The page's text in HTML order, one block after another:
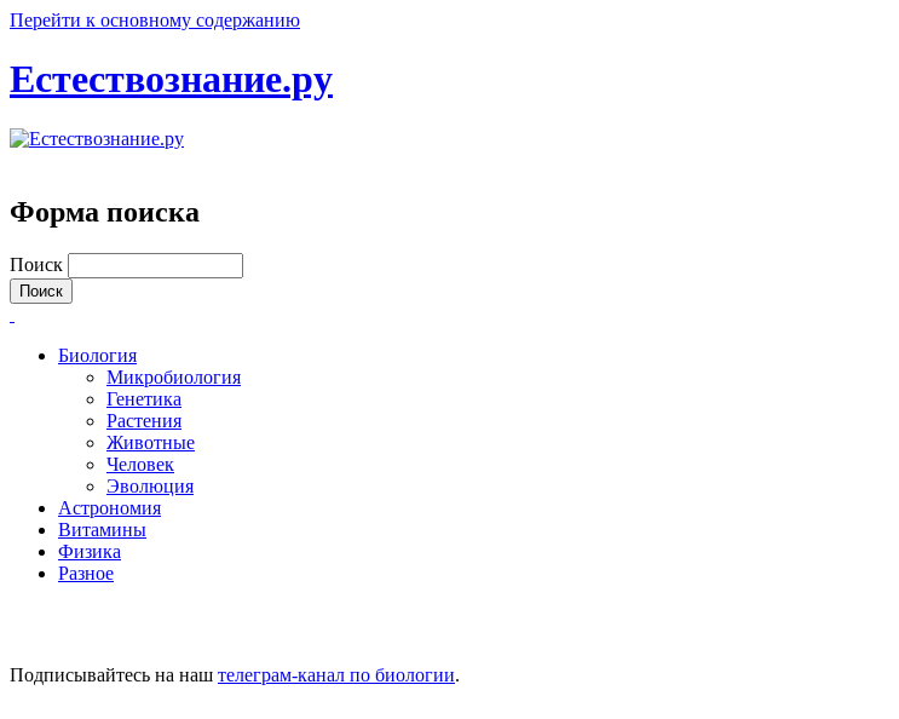
Перейти к основному содержанию
Естествознание.ру
Форма поиска
Поиск
Биология
Микробиология
Генетика
Растения
Животные
Человек
Эволюция
Астрономия
Витамины
Физика
Разное
Подписывайтесь на наш телеграм-канал по биологии.